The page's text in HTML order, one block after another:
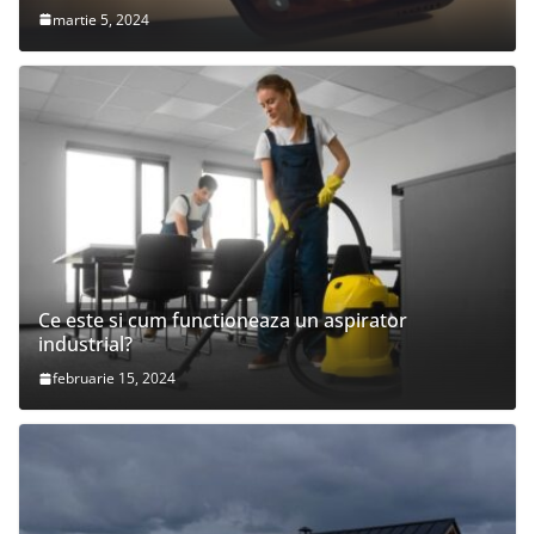
martie 5, 2024
Ce este si cum functioneaza un aspirator
industrial?
februarie 15, 2024